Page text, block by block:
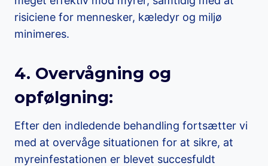
risiciene for mennesker, kæledyr og miljø
minimeres.
4. Overvågning og
opfølgning:
Efter den indledende behandling fortsætter vi
med at overvåge situationen for at sikre, at
myreinfestationen er blevet succesfuldt